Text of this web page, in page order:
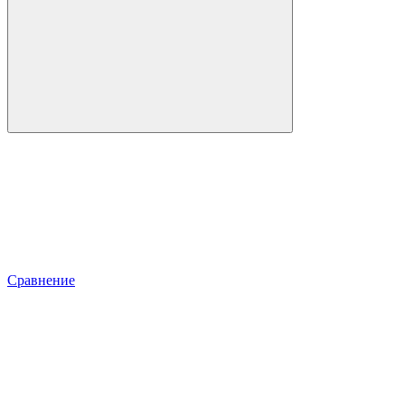
Сравнение